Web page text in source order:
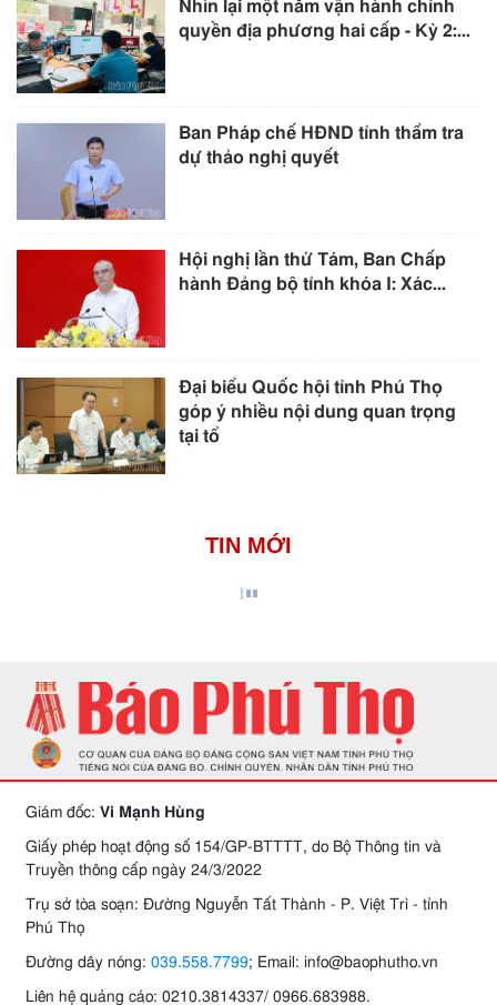
Nhìn lại một năm vận hành chính
quyền địa phương hai cấp - Kỳ 2:...
Ban Pháp chế HĐND tỉnh thẩm tra
dự thảo nghị quyết
Hội nghị lần thứ Tám, Ban Chấp
hành Đảng bộ tỉnh khóa I: Xác...
Đại biểu Quốc hội tỉnh Phú Thọ
góp ý nhiều nội dung quan trọng
tại tổ
TIN MỚI
Giám đốc: Vi Mạnh Hùng
Giấy phép hoạt động số 154/GP-BTTTT, do Bộ Thông tin và
Truyền thông cấp ngày 24/3/2022
Trụ sở tòa soạn: Đường Nguyễn Tất Thành - P. Việt Trì - tỉnh
Phú Thọ
Đường dây nóng: 039.558.7799; Email: info@baophutho.vn
Liên hệ quảng cáo: 0210.3814337/ 0966.683988.